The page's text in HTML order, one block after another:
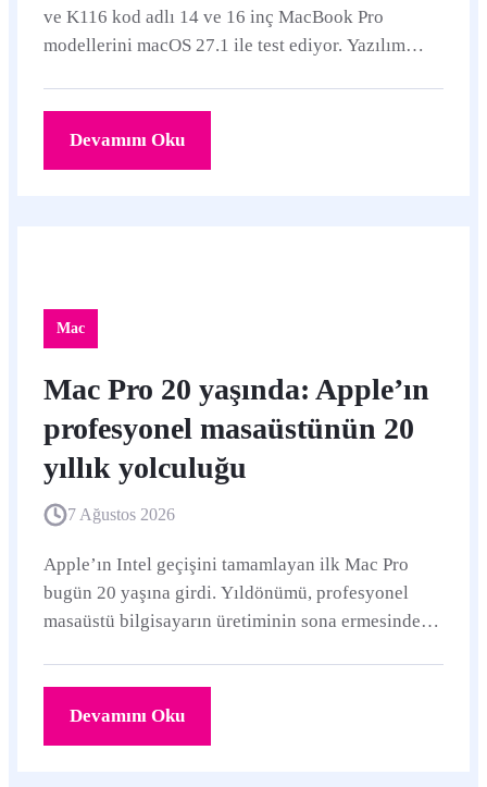
ve K116 kod adlı 14 ve 16 inç MacBook Pro
modellerini macOS 27.1 ile test ediyor. Yazılım
Devamını Oku
Mac
Mac Pro 20 yaşında: Apple’ın
profesyonel masaüstünün 20
yıllık yolculuğu
7 Ağustos 2026
Apple’ın Intel geçişini tamamlayan ilk Mac Pro
bugün 20 yaşına girdi. Yıldönümü, profesyonel
masaüstü bilgisayarın üretiminin sona ermesinden
Devamını Oku